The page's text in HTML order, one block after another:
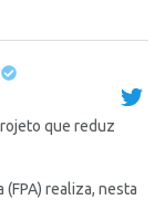
que reduz
realiza, nesta